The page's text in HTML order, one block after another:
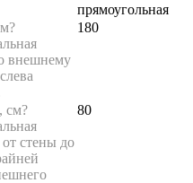
прямоугольная
?
внешнему
180
см?
от стены до
80